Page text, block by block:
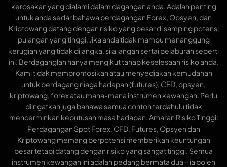
kerosakan yang dialami dalam dagangan anda. Adalah penting
untuk anda sedar bahawa perdagangan Forex, Opsyen, dan
Kriptowang datang dengan risiko yang besar di samping potensi
pulangan yang tinggi. Jika anda tidak mampu menanggung
kerugian yang tidak dijangka, sila jangan sertai pelaburan seperti
ini. Berdaganglah hanya mengikut tahap keselesaan risiko anda.
Kami tidak mempromosikan atau menyediakan kemudahan
untuk berdagang niaga hadapan (futures), CFD, opsyen,
kriptowang, forex atau mana-mana instrumen kewangan. Perlu
diingatkan juga bahawa semua contoh terdahulu tidak
mencerminkan keputusan masa hadapan. Amaran Risiko Tinggi:
Perdagangan Spot Forex, CFD, Futures, Opsyen dan
Kriptowang memang berpotensi memberikan keuntungan
besar tetapi datang dengan risiko yang sangat tinggi. Semua
instrumen kewangan ini adalah pedang bermata dua – ia boleh